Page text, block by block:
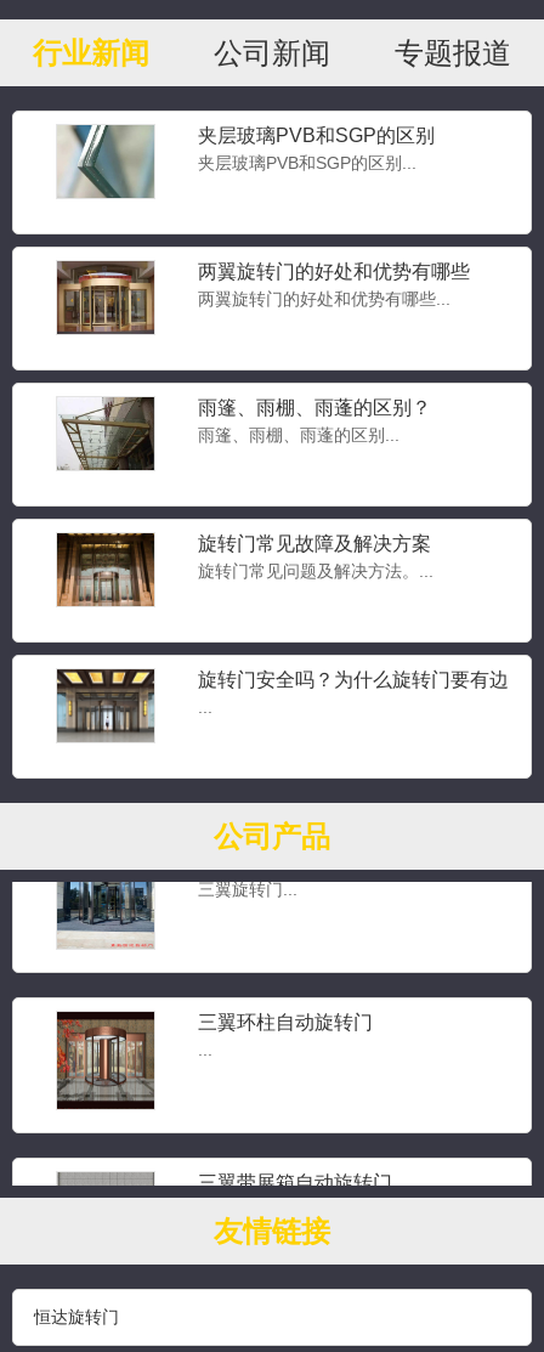
行业新闻 公司新闻 专题报道
夹层玻璃PVB和SGP的区别
夹层玻璃PVB和SGP的区别...
两翼旋转门的好处和优势有哪些
两翼旋转门的好处和优势有哪些...
雨篷、雨棚、雨蓬的区别？
雨篷、雨棚、雨蓬的区别...
旋转门常见故障及解决方案
旋转门常见问题及解决方法。...
旋转门安全吗？为什么旋转门要有边
公司产品
豪华两翼自动旋转门
两翼旋转门...
豪华三翼自动旋转门
三翼旋转门...
三翼手动旋转门
三翼旋转门...
三翼环柱自动旋转门
三翼带展箱自动旋转门
...
友情链接
恒达旋转门